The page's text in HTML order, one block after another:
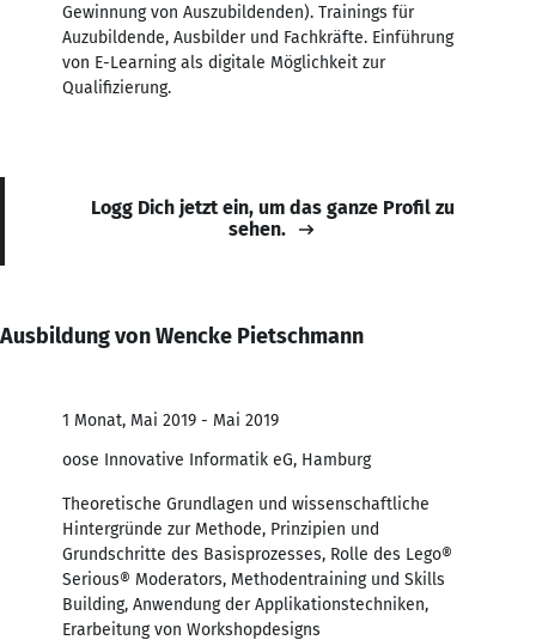
Gewinnung von Auszubildenden). Trainings für
Auzubildende, Ausbilder und Fachkräfte. Einführung
von E-Learning als digitale Möglichkeit zur
Qualifizierung.
Logg Dich jetzt ein, um das ganze Profil zu
sehen.
Ausbildung von Wencke Pietschmann
1 Monat, Mai 2019 - Mai 2019
oose Innovative Informatik eG, Hamburg
Theoretische Grundlagen und wissenschaftliche
Hintergründe zur Methode, Prinzipien und
Grundschritte des Basisprozesses, Rolle des Lego®
Serious® Moderators, Methodentraining und Skills
Building, Anwendung der Applikationstechniken,
Erarbeitung von Workshopdesigns